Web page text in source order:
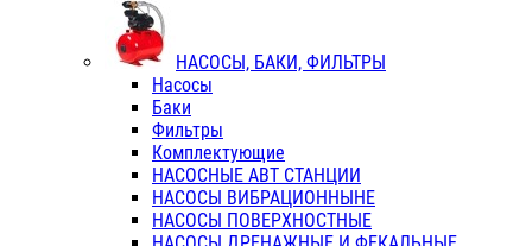
НАСОСЫ, БАКИ, ФИЛЬТРЫ
Насосы
Баки
Фильтры
Комплектующие
НАСОСНЫЕ АВТ СТАНЦИИ
НАСОСЫ ВИБРАЦИОННЫНЕ
НАСОСЫ ПОВЕРХНОСТНЫЕ